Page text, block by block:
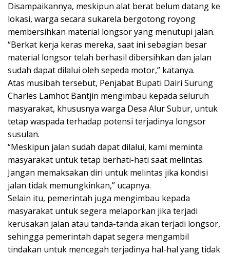
Disampaikannya, meskipun alat berat belum datang ke
lokasi, warga secara sukarela bergotong royong
membersihkan material longsor yang menutupi jalan.
“Berkat kerja keras mereka, saat ini sebagian besar
material longsor telah berhasil dibersihkan dan jalan
sudah dapat dilalui oleh sepeda motor,” katanya.
Atas musibah tersebut, Penjabat Bupati Dairi Surung
Charles Lamhot Bantjin mengimbau kepada seluruh
masyarakat, khususnya warga Desa Alur Subur, untuk
tetap waspada terhadap potensi terjadinya longsor
susulan.
“Meskipun jalan sudah dapat dilalui, kami meminta
masyarakat untuk tetap berhati-hati saat melintas.
Jangan memaksakan diri untuk melintas jika kondisi
jalan tidak memungkinkan,” ucapnya.
Selain itu, pemerintah juga mengimbau kepada
masyarakat untuk segera melaporkan jika terjadi
kerusakan jalan atau tanda-tanda akan terjadi longsor,
sehingga pemerintah dapat segera mengambil
tindakan untuk mencegah terjadinya hal-hal yang tidak